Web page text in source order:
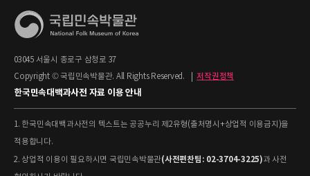
03045 서울시 종로구 삼청로 37
Copyright © 국립민속박물관. All Rights Reserved.
저작권정책
한국민속대백과사전 자료 이용 안내
1. 한국민속대백과사전의 텍스트는 공공누리 제2유형(출처명시+상업적 이용금지)을
적용합니다.
2. 상업적 이용이 필요하시면 국립민속박물관(사전편찬팀: 02-3704-3225)과 사전